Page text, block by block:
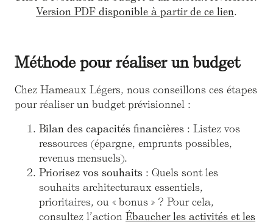
Version PDF disponible à partir de ce lien.
Méthode pour réaliser un budget
Chez Hameaux Légers, nous conseillons ces étapes
pour réaliser un budget prévisionnel :
Bilan des capacités financières : Listez vos
ressources (épargne, emprunts possibles,
revenus mensuels).
Priorisez vos souhaits : Quels sont les
souhaits architecturaux essentiels,
prioritaires, ou « bonus » ? Pour cela,
consultez l’action Ébaucher les activités et les